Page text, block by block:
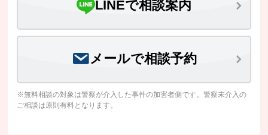
LINEで相談案内
メールで相談予約
※無料相談の対象は警察が介入した事件の加害者側です。警察未介入の
ご相談は原則有料となります。